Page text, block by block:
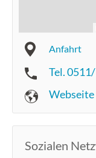
Anfahrt
Tel.
Webseite
Sozialen